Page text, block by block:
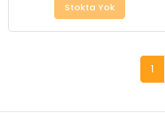
Stokta Yok
1